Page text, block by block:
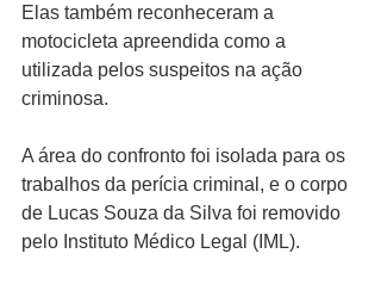
Elas também reconheceram a
motocicleta apreendida como a
utilizada pelos suspeitos na ação
criminosa.
A área do confronto foi isolada para os
trabalhos da perícia criminal, e o corpo
de Lucas Souza da Silva foi removido
pelo Instituto Médico Legal (IML).